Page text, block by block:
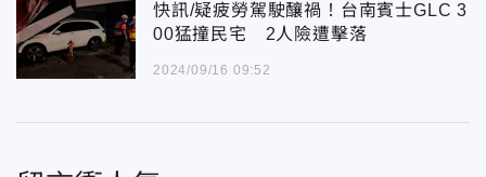
快訊/疑疲勞駕駛釀禍！台南賓士GLC 3
00猛撞民宅 2人險遭擊落
2024/09/16 09:52